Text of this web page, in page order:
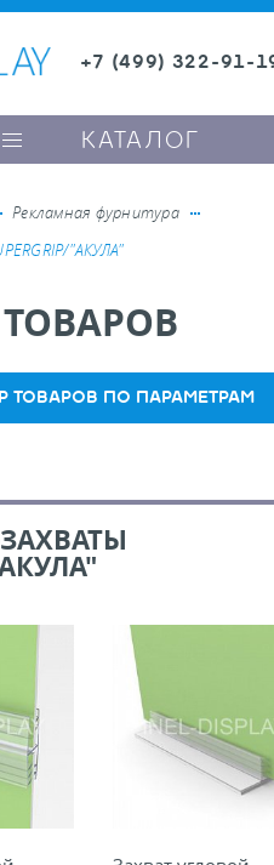
+7 (499) 322-91-
КАТАЛОГ
Рекламная фурнитура
"АКУЛА"
ТОВАРОВ ПО ПАРАМЕТРАМ